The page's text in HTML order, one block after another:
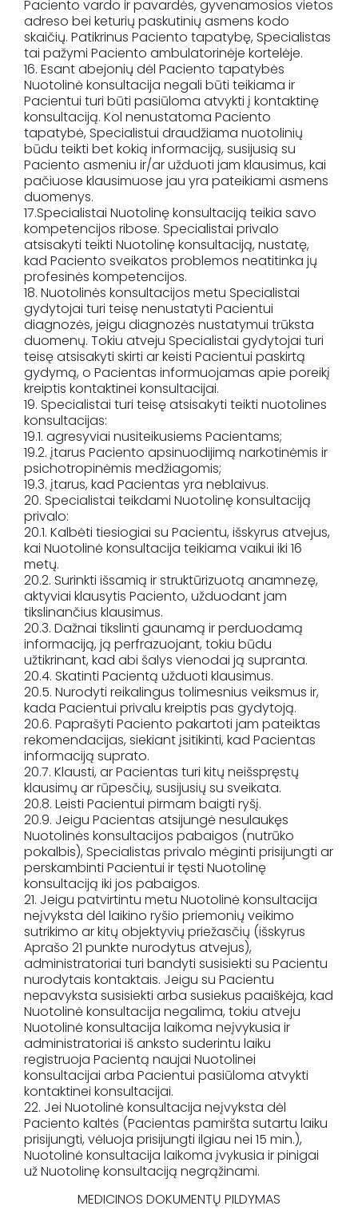
Paciento vardo ir pavardės, gyvenamosios vietos
adreso bei keturių paskutinių asmens kodo
skaičių. Patikrinus Paciento tapatybę, Specialistas
tai pažymi Paciento ambulatorinėje kortelėje.
16. Esant abejonių dėl Paciento tapatybės
Nuotolinė konsultacija negali būti teikiama ir
Pacientui turi būti pasiūloma atvykti į kontaktinę
konsultaciją. Kol nenustatoma Paciento
tapatybė, Specialistui draudžiama nuotolinių
būdu teikti bet kokią informaciją, susijusią su
Paciento asmeniu ir/ar užduoti jam klausimus, kai
pačiuose klausimuose jau yra pateikiami asmens
duomenys.
17.Specialistai Nuotolinę konsultaciją teikia savo
kompetencijos ribose. Specialistai privalo
atsisakyti teikti Nuotolinę konsultaciją, nustatę,
kad Paciento sveikatos problemos neatitinka jų
profesinės kompetencijos.
18. Nuotolinės konsultacijos metu Specialistai
gydytojai turi teisę nenustatyti Pacientui
diagnozės, jeigu diagnozės nustatymui trūksta
duomenų. Tokiu atveju Specialistai gydytojai turi
teisę atsisakyti skirti ar keisti Pacientui paskirtą
gydymą, o Pacientas informuojamas apie poreikį
kreiptis kontaktinei konsultacijai.
19. Specialistai turi teisę atsisakyti teikti nuotolines
konsultacijas:
19.1. agresyviai nusiteikusiems Pacientams;
19.2. įtarus Paciento apsinuodijimą narkotinėmis ir
psichotropinėmis medžiagomis;
19.3. įtarus, kad Pacientas yra neblaivus.
20. Specialistai teikdami Nuotolinę konsultaciją
privalo:
20.1. Kalbėti tiesiogiai su Pacientu, išskyrus atvejus,
kai Nuotolinė konsultacija teikiama vaikui iki 16
metų.
20.2. Surinkti išsamią ir struktūrizuotą anamnezę,
aktyviai klausytis Paciento, užduodant jam
tikslinančius klausimus.
20.3. Dažnai tikslinti gaunamą ir perduodamą
informaciją, ją perfrazuojant, tokiu būdu
užtikrinant, kad abi šalys vienodai ją supranta.
20.4. Skatinti Pacientą užduoti klausimus.
20.5. Nurodyti reikalingus tolimesnius veiksmus ir,
kada Pacientui privalu kreiptis pas gydytoją.
20.6. Paprašyti Paciento pakartoti jam pateiktas
rekomendacijas, siekiant įsitikinti, kad Pacientas
informaciją suprato.
20.7. Klausti, ar Pacientas turi kitų neišspręstų
klausimų ar rūpesčių, susijusių su sveikata.
20.8. Leisti Pacientui pirmam baigti ryšį.
20.9. Jeigu Pacientas atsijungė nesulaukęs
Nuotolinės konsultacijos pabaigos (nutrūko
pokalbis), Specialistas privalo mėginti prisijungti ar
perskambinti Pacientui ir tęsti Nuotolinę
konsultaciją iki jos pabaigos.
21. Jeigu patvirtintu metu Nuotolinė konsultacija
neįvyksta dėl laikino ryšio priemonių veikimo
sutrikimo ar kitų objektyvių priežasčių (išskyrus
Aprašo 21 punkte nurodytus atvejus),
administratoriai turi bandyti susisiekti su Pacientu
nurodytais kontaktais. Jeigu su Pacientu
nepavyksta susisiekti arba susiekus paaiškėja, kad
Nuotolinė konsultacija negalima, tokiu atveju
Nuotolinė konsultacija laikoma neįvykusia ir
administratoriai iš anksto suderintu laiku
registruoja Pacientą naujai Nuotolinei
konsultacijai arba Pacientui pasiūloma atvykti
kontaktinei konsultacijai.
22. Jei Nuotolinė konsultacija neįvyksta dėl
Paciento kaltės (Pacientas pamiršta sutartu laiku
prisijungti, vėluoja prisijungti ilgiau nei 15 min.),
Nuotolinė konsultacija laikoma įvykusia ir pinigai
už Nuotolinę konsultaciją negrąžinami.
MEDICINOS DOKUMENTŲ PILDYMAS